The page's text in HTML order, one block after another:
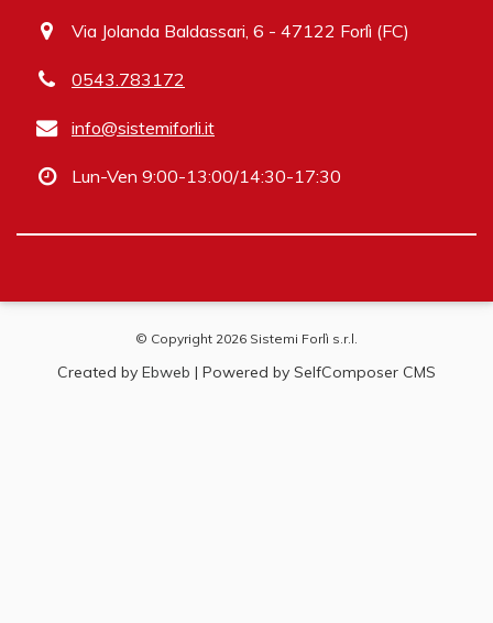
Via Jolanda Baldassari, 6 - 47122 Forlì (FC)
0543.783172
info@sistemiforli.it
Lun-Ven 9:00-13:00/14:30-17:30
© Copyright 2026 Sistemi Forlì s.r.l.
Created by Ebweb | Powered by SelfComposer CMS